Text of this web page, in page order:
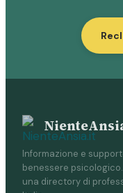
Informazione e
benessere
una directory di